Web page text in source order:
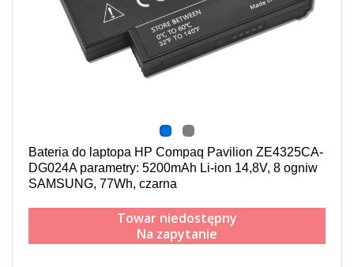
Bateria do laptopa HP Compaq Pavilion ZE4325CA-
DG024A parametry: 5200mAh Li-ion 14,8V, 8 ogniw
SAMSUNG, 77Wh, czarna
Towar niedostępny
Na zapytanie